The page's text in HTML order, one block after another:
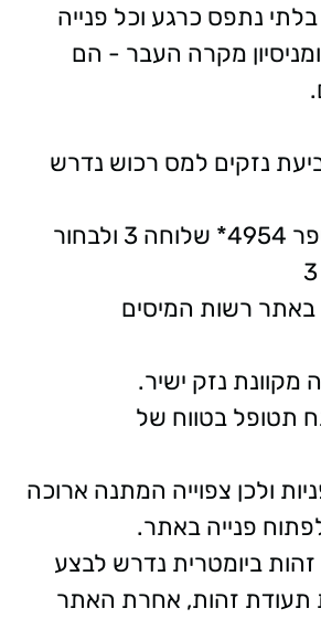
נתפס כרגע וכל פנייה
מקרה העבר - הם
נזקים למס רכוש נדרש
1. טלפונית במספר 4954* שלוחה 3 ולבחור
באתר רשות המיסים
מקוונת נזק ישיר.
תטופל בטווח של
ולכן צפוייה המתנה ארוכה
פנייה באתר.
זהות ביומטרית נדרש לבצע
תעודת זהות, אחרת האתר